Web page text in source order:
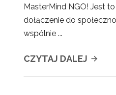
MasterMind NGO! Jest
dołączenie do
wspólnie ...
CZYTAJ DALEJ